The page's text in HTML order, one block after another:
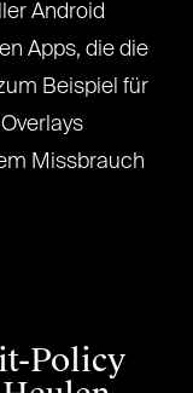
Android
Apps, die die
Beispiel für
Missbrauch
Policy